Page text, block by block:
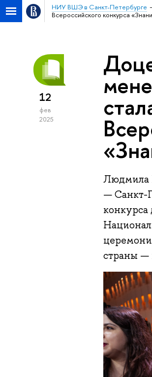
НИУ ВШЭ в Санкт-Петербурге
Всероссийского конкурса
12
фев
2025
Людмила
— Санкт-
конкурса
страны —